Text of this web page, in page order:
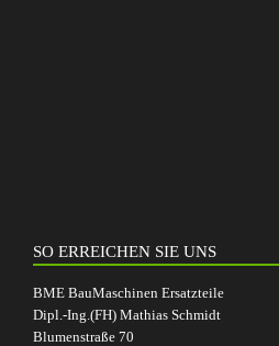
SO ERREICHEN SIE UNS
BME BauMaschinen Ersatzteile
Dipl.-Ing.(FH) Mathias Schmidt
Blumenstraße 70